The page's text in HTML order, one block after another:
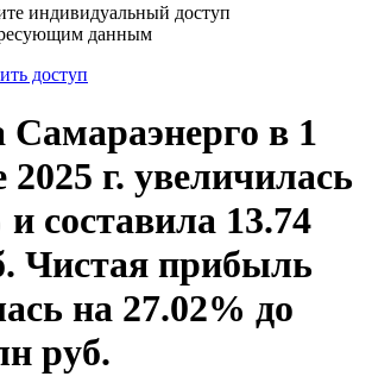
индивидуальный доступ
данным
доступ
в 1
2025 г. увеличилась
составила 13.74
Чистая прибыль
на 27.02% до
руб.